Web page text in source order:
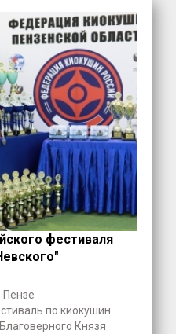
фестиваля
Пензе
по киокушин
Князя